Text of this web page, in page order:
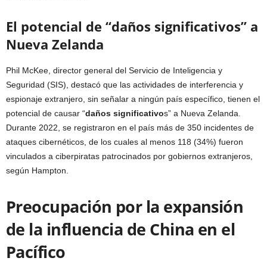
El potencial de “daños significativos” a
Nueva Zelanda
Phil McKee, director general del Servicio de Inteligencia y
Seguridad (SIS), destacó que las actividades de interferencia y
espionaje extranjero, sin señalar a ningún país específico, tienen el
potencial de causar “daños significativos” a Nueva Zelanda.
Durante 2022, se registraron en el país más de 350 incidentes de
ataques cibernéticos, de los cuales al menos 118 (34%) fueron
vinculados a ciberpiratas patrocinados por gobiernos extranjeros,
según Hampton.
Preocupación por la expansión
de la influencia de China en el
Pacífico